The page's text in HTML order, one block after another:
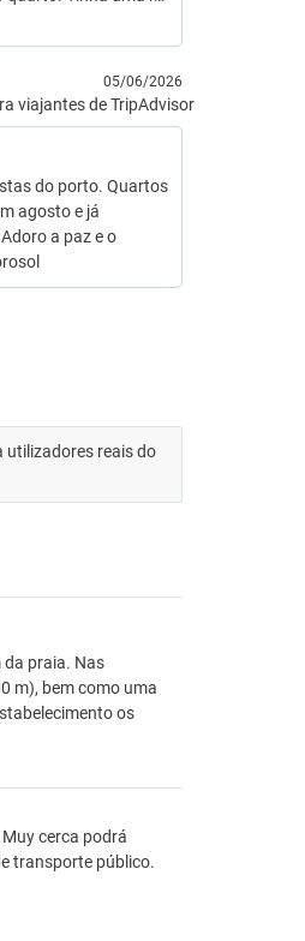
05/06/2026
do porto. Quartos
agosto e já
a paz e o
utilizadores reais do
praia. Nas
m), bem como uma
os
cerca podrá
transporte público.